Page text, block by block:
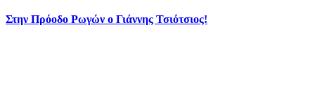
Στην Πρόοδο Ρωγών ο Γιάννης Τσιότσιος!